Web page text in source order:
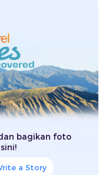
bagikan foto
a Story